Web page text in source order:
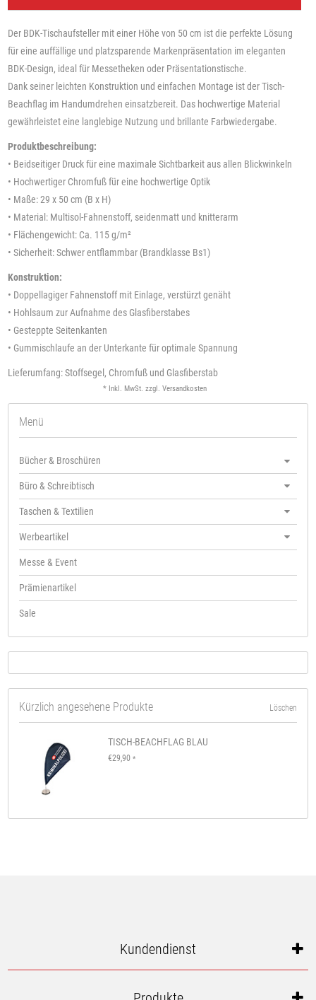
Der BDK-Tischaufsteller mit einer Höhe von 50 cm ist die perfekte Lösung
für eine auffällige und platzsparende Markenpräsentation im eleganten
BDK-Design, ideal für Messetheken oder Präsentationstische.
Dank seiner leichten Konstruktion und einfachen Montage ist der Tisch-
Beachflag im Handumdrehen einsatzbereit. Das hochwertige Material
gewährleistet eine langlebige Nutzung und brillante Farbwiedergabe.
Produktbeschreibung:
• Beidseitiger Druck für eine maximale Sichtbarkeit aus allen Blickwinkeln
• Hochwertiger Chromfuß für eine hochwertige Optik
• Maße: 29 x 50 cm (B x H)
• Material: Multisol-Fahnenstoff, seidenmatt und knitterarm
• Flächengewicht: Ca. 115 g/m²
• Sicherheit: Schwer entflammbar (Brandklasse Bs1)
Konstruktion:
• Doppellagiger Fahnenstoff mit Einlage, verstürzt genäht
• Hohlsaum zur Aufnahme des Glasfiberstabes
• Gesteppte Seitenkanten
• Gummischlaufe an der Unterkante für optimale Spannung
Lieferumfang: Stoffsegel, Chromfuß und Glasfiberstab
* Inkl. MwSt. zzgl. Versandkosten
Menü
Bücher & Broschüren
Büro & Schreibtisch
Taschen & Textilien
Werbeartikel
Messe & Event
Prämienartikel
Sale
Kürzlich angesehene Produkte Löschen
TISCH-BEACHFLAG BLAU
€29,90*
Kundendienst